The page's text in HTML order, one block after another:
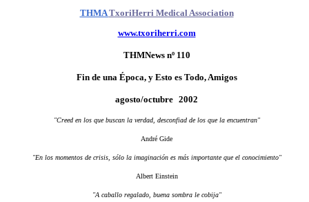
THMATxoriHerri Medical Association
www.txoriherri.com
THMNews nº 110
Fin de una Época, y Esto es Todo, Amigos
agosto/octubre 2002
"Creed en los que buscan la verdad, desconfiad de los que la encuentran"
André Gide
"En los momentos de crisis, sólo la imaginación es más importante que el conocimiento"
Albert Einstein
"A caballo regalado, buena sombra le cobija"